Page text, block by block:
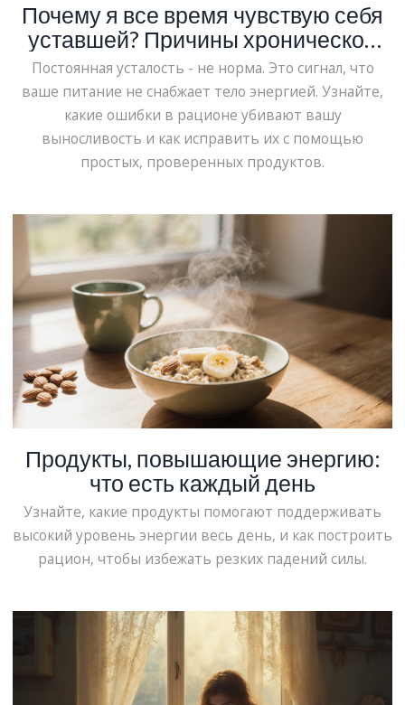
Почему я все время чувствую себя
уставшей? Причины хронической
усталости и как их исправить через
питание
Постоянная усталость - не норма. Это сигнал, что
ваше питание не снабжает тело энергией. Узнайте,
какие ошибки в рационе убивают вашу
выносливость и как исправить их с помощью
простых, проверенных продуктов.
Продукты, повышающие энергию:
что есть каждый день
Узнайте, какие продукты помогают поддерживать
высокий уровень энергии весь день, и как построить
рацион, чтобы избежать резких падений силы.